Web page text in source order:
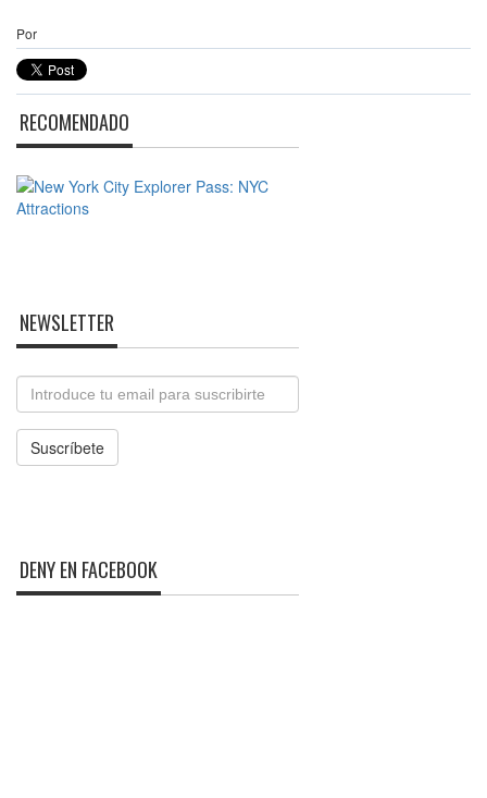
Por
RECOMENDADO
NEWSLETTER
Email
Suscríbete
DENY EN FACEBOOK